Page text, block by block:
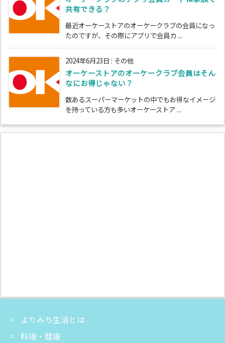
共有できる？
最近オーケーストアのオーケークラブの会員になっ
たのですが、その際にアプリで会員カ ...
2024年6月23日 : その他
オーケーストアのオーケークラブ会員はそん
なにお得じゃない？
数あるスーパーマーケットの中でもお得なイメージ
を持っている方も多いオーケーストア ...
よりみち生活とは
料理・健康